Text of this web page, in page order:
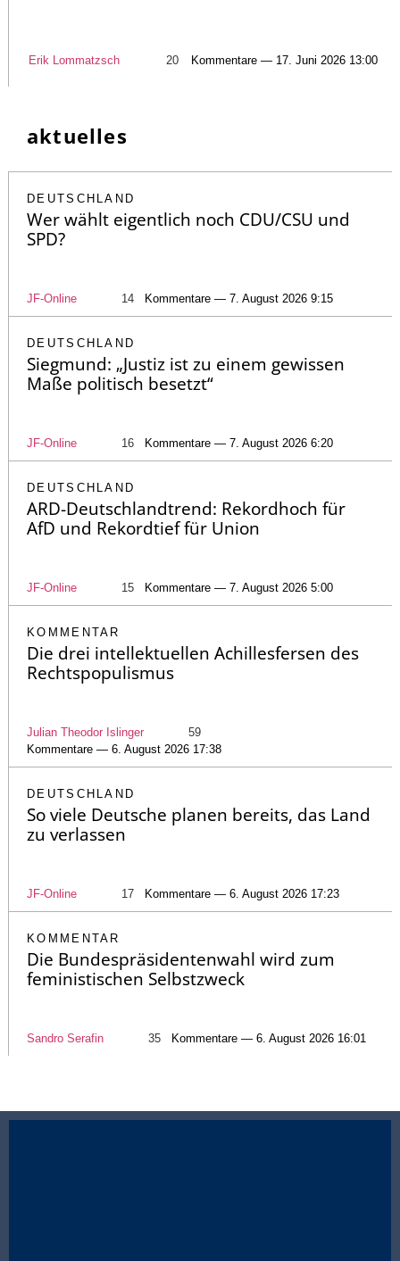
Erik Lommatzsch 20 Kommentare — 17. Juni 2026 13:00
aktuelles
DEUTSCHLAND
Wer wählt eigentlich noch CDU/CSU und
SPD?
JF-Online 14 Kommentare — 7. August 2026 9:15
DEUTSCHLAND
Siegmund: „Justiz ist zu einem gewissen
Maße politisch besetzt“
JF-Online 16 Kommentare — 7. August 2026 6:20
DEUTSCHLAND
ARD-Deutschlandtrend: Rekordhoch für
AfD und Rekordtief für Union
JF-Online 15 Kommentare — 7. August 2026 5:00
KOMMENTAR
Die drei intellektuellen Achillesfersen des
Rechtspopulismus
Julian Theodor Islinger
59
Kommentare — 6. August 2026 17:38
DEUTSCHLAND
So viele Deutsche planen bereits, das Land
zu verlassen
JF-Online 17 Kommentare — 6. August 2026 17:23
KOMMENTAR
Die Bundespräsidentenwahl wird zum
feministischen Selbstzweck
Sandro Serafin 35 Kommentare — 6. August 2026 16:01